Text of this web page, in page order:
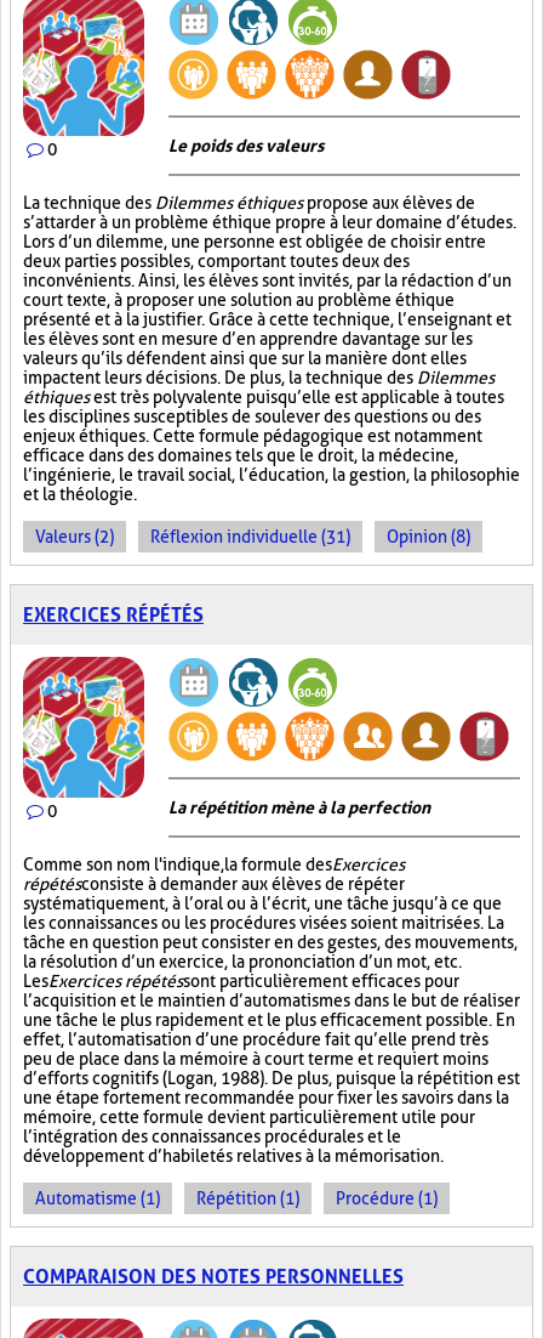
0 Le poids des valeurs
La technique des Dilemmes éthiquespropose aux élèves de
s’attarder à un problème éthique propre à leur domaine d’études.
Lors d’un dilemme, une personne est obligée de choisir entre
deux parties possibles, comportant toutes deux des
inconvénients. Ainsi, les élèves sont invités, par la rédaction d’un
court texte, à proposer une solution au problème éthique
présenté et à la justifier. Grâce à cette technique, l’enseignant et
les élèves sont en mesure d’en apprendre davantage sur les
valeurs qu’ils défendent ainsi que sur la manière dont elles
impactent leurs décisions. De plus, la technique des Dilemmes
éthiquesest très polyvalente puisqu’elle est applicable à toutes
les disciplines susceptibles de soulever des questions ou des
enjeux éthiques. Cette formule pédagogique est notamment
efficace dans des domaines tels que le droit, la médecine,
l’ingénierie, le travail social, l’éducation, la gestion, la philosophie
et la théologie.
Valeurs (2) Réflexion individuelle (31) Opinion (8)
EXERCICES RÉPÉTÉS
0 La répétition mène à la perfection
Comme son nom l'indique, la formule desExercices
répétésconsiste à demander aux élèves de répéter
systématiquement, à l’oral ou à l’écrit, une tâche jusqu’à ce que
les connaissances ou les procédures visées soient maitrisées. La
tâche en question peut consister en des gestes, des mouvements,
la résolution d’un exercice, la prononciation d’un mot, etc.
LesExercices répétéssont particulièrement efficaces pour
l’acquisition et le maintien d’automatismes dans le but de réaliser
une tâche le plus rapidement et le plus efficacement possible. En
effet, l’automatisation d’une procédure fait qu’elle prend très
peu de place dans la mémoire à court terme et requiert moins
d’efforts cognitifs (Logan, 1988). De plus, puisque la répétition est
une étape fortement recommandée pour fixer les savoirs dans la
mémoire, cette formule devient particulièrement utile pour
l’intégration des connaissances procédurales et le
développement d’habiletés relatives à la mémorisation.
Automatisme (1) Répétition (1) Procédure (1)
COMPARAISON DES NOTES PERSONNELLES